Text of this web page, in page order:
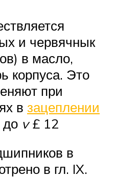
и червячнык
в масло,
корпуса. Это
при
в зацеплении
до v£ 12
в
в гл. IX.